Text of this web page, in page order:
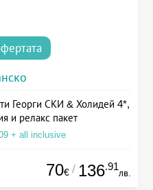
Георги СКИ & Холидей 4*,
и релакс пакет
+ all inclusive
70€ / 136.91
лв.